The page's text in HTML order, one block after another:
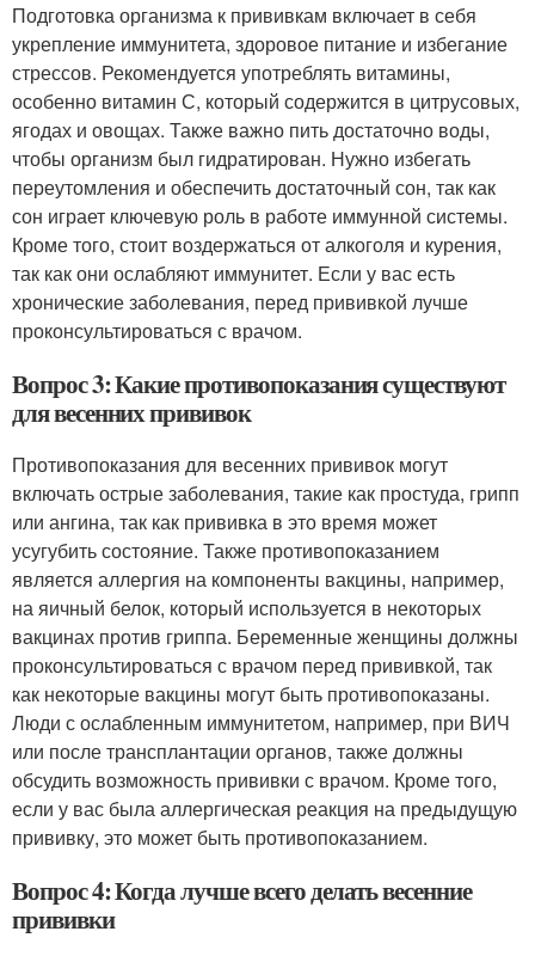
Подготовка организма к прививкам включает в себя
укрепление иммунитета, здоровое питание и избегание
стрессов. Рекомендуется употреблять витамины,
особенно витамин С, который содержится в цитрусовых,
ягодах и овощах. Также важно пить достаточно воды,
чтобы организм был гидратирован. Нужно избегать
переутомления и обеспечить достаточный сон, так как
сон играет ключевую роль в работе иммунной системы.
Кроме того, стоит воздержаться от алкоголя и курения,
так как они ослабляют иммунитет. Если у вас есть
хронические заболевания, перед прививкой лучше
проконсультироваться с врачом.
Вопрос 3: Какие противопоказания существуют
для весенних прививок
Противопоказания для весенних прививок могут
включать острые заболевания, такие как простуда, грипп
или ангина, так как прививка в это время может
усугубить состояние. Также противопоказанием
является аллергия на компоненты вакцины, например,
на яичный белок, который используется в некоторых
вакцинах против гриппа. Беременные женщины должны
проконсультироваться с врачом перед прививкой, так
как некоторые вакцины могут быть противопоказаны.
Люди с ослабленным иммунитетом, например, при ВИЧ
или после трансплантации органов, также должны
обсудить возможность прививки с врачом. Кроме того,
если у вас была аллергическая реакция на предыдущую
прививку, это может быть противопоказанием.
Вопрос 4: Когда лучше всего делать весенние
прививки